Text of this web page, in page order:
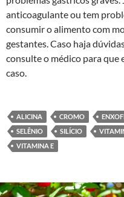
anticoagulante ou tem
consumir o alimento com
gestantes. Caso haja
consulte o médico para que
caso.
ALICINA CROMO
SELÊNIO
SILÍCIO
VITAMINA E